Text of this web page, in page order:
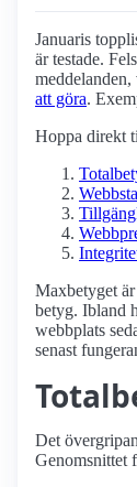
Januaris
är testade.
att göra.
Hoppa direkt
Maxbetyget
betyg. Ibland
webbplats
senast
Det
Genomsnittet